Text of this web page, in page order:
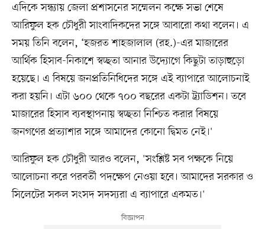
এদিকে সন্ধ্যায় জেলা প্রশাসনের সম্মেলন কক্ষে সভা শেষে
আরিফুল হক চৌধুরী সাংবাদিকদের সঙ্গে আবারো কথা বলেন। এ
সময় তিনি বলেন, ‘হজরত শাহজালাল (রহ.)-এর মাজারের
আর্থিক হিসাব-নিকাশে স্বচ্ছতা আনার উদ্যোগে কিছুটা তাড়াহুড়ো
হয়েছে। এ বিষয়ে জনপ্রতিনিধিদের সঙ্গে এই ব্যাপারে আলোচনাই
করা হয়নি। এটা ৬০০ থেকে ৭০০ বছরের একটা ট্র্যাডিশন। তবে
মাজারের হিসাব ব্যবস্থাপনায় স্বচ্ছতা নিশ্চিত করার বিষয়ে
জনগণের প্রত্যাশার সঙ্গে আমাদের কোনো দ্বিমত নেই।'
আরিফুল হক চৌধুরী আরও বলেন, 'সংশ্লিষ্ট সব পক্ষকে নিয়ে
আলোচনা করে পরবর্তী পদক্ষেপ নেওয়া হবে। আমাদের সরকার ও
সিলেটের সকল সংসদ সদস্যরা এ ব্যাপারে একমত।'